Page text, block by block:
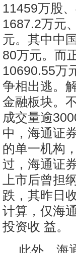
11459万股
1687.2万元
元。其中中
80万元。而
10690.55万
争相出逃。
金融板块。
成交量逾
中，海通证
的单一机构
过，海通证
上市后曾担
跌，其昨日
计算，仅海
投资收 益。
此外，海